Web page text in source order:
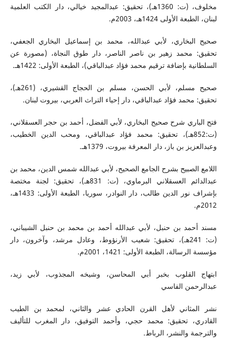
مخلوف، (ت: 1360هـ)، تحقيق: عبدالمجيد خيالي، دار الكتب العلمية
لبنان، الطبعة الأولى 1424هـ، 2003م.
صحيح البخاري، لأبي عبدالله، محمد بن إسماعيل البخاري الجعفي،
تحقيق: محمد زهير بن ناصر الناصر، دار طوق النجاة، (مصورة عن
السلطانية بإضافة ترقيم محمد فؤاد عبدالباقي)، الطبعة الأولى: 1422هـ.
صحيح مسلم، لأبي الحسن، مسلم بن الحجاج القشيري، (261هـ)،
تحقيق: محمد فؤاد عبدالباقي، دار إحياء التراث العربي، بيروت لبنان.
فتح الباري شرح صحيح البخاري، لأبي الفضل، أحمد بن حجر العسقلاني،
(ت:852هـ)، تحقيق: محمد فؤاد عبدالباقي، ومحب الدين الخطيب،
وعبدالعزيز بن باز، دار المعرفة بيروت، 1379هـ.
اللامع الصبيح بشرح الجامع الصحيح، لأبي عبدالله شمس الدين، محمد بن
عبدالدائم العسقلاني البرماوي، (ت: 831هـ)، تحقيق: لجنة مختصة
بإشراف نور الدين طالب، دار النوادر، سوريا، الطبعة الأولى: 1433هـ،
2012م.
مسند أحمد بن حنبل، لأبي عبدالله أحمد بن محمد بن حنبل الشيباني،
(ت: 241هـ)، تحقيق: شعيب الأرنؤوط، وعادل مرشد، وآخرون، دار
مؤسسة الرسالة، الطبعة الأولى: 1421، 2001م.
ابتهاج القلوب بخبر أبي المحاسن، وشيخه المجذوب، لأبي زيد،
عبدالرحمن الفاسي
نشر المثاني لأهل القرن الحادي عشر والثاني، لمحمد بن الطيب
القادري، تحقيق: محمد حجي، وأحمد التوفيق، دار المغرب للتأليف
والترجمة والنشر، الرباط.